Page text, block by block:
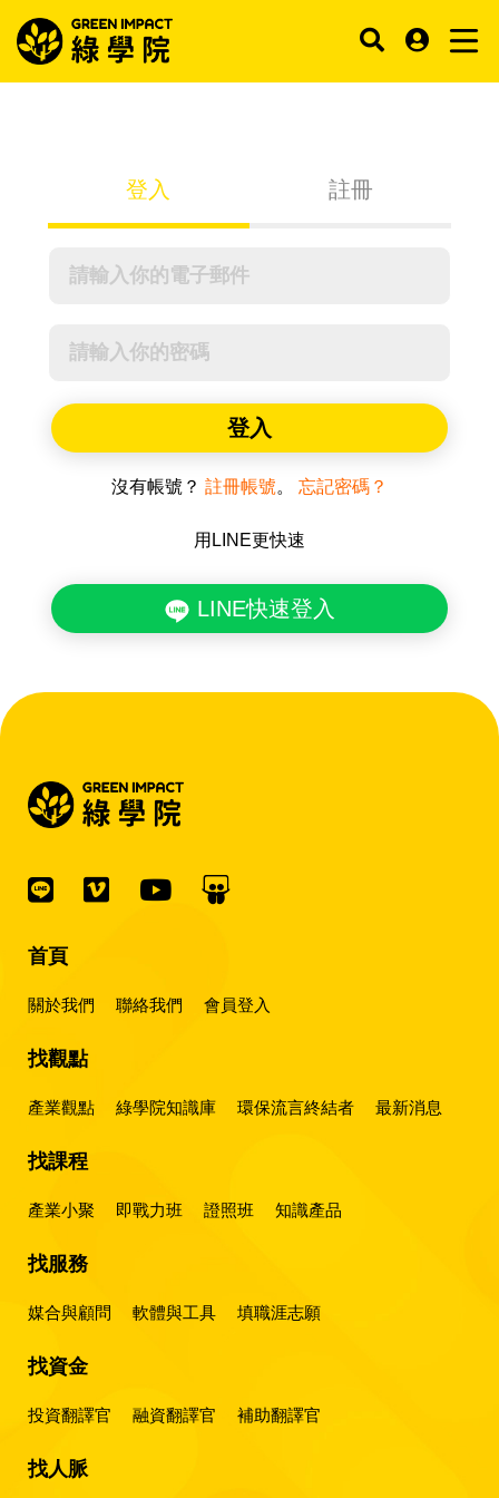
登入 註冊
登入
沒有帳號？ 註冊帳號。 忘記密碼？
用LINE更快速
LINE快速登入
首頁
關於我們 聯絡我們 會員登入
找觀點
產業觀點 綠學院知識庫 環保流言終結者 最新消息
找課程
產業小聚 即戰力班 證照班 知識產品
找服務
媒合與顧問 軟體與工具 填職涯志願
找資金
投資翻譯官 融資翻譯官 補助翻譯官
找人脈